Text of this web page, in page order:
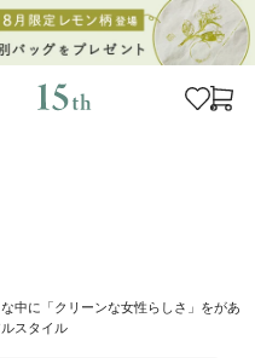
中に「クリーンな女性らしさ」をがあ
スタイル